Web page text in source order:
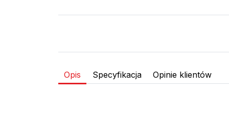
Opis Specyfikacja Opinie klientów